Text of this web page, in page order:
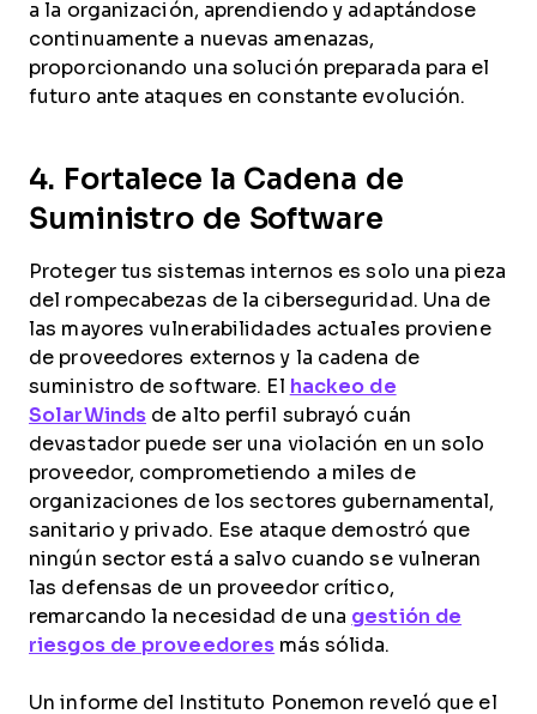
a la organización, aprendiendo y adaptándose
continuamente a nuevas amenazas,
proporcionando una solución preparada para el
futuro ante ataques en constante evolución.
4. Fortalece la Cadena de
Suministro de Software
Proteger tus sistemas internos es solo una pieza
del rompecabezas de la ciberseguridad. Una de
las mayores vulnerabilidades actuales proviene
de proveedores externos y la cadena de
suministro de software. El hackeo de
SolarWinds de alto perfil subrayó cuán
devastador puede ser una violación en un solo
proveedor, comprometiendo a miles de
organizaciones de los sectores gubernamental,
sanitario y privado. Ese ataque demostró que
ningún sector está a salvo cuando se vulneran
las defensas de un proveedor crítico,
remarcando la necesidad de una gestión de
riesgos de proveedores más sólida.
Un informe del Instituto Ponemon reveló que el